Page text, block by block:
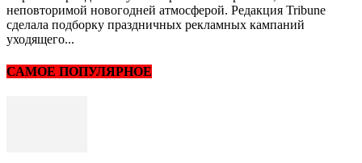
неповторимой новогодней атмосферой. Редакция Tribune
сделала подборку праздничных рекламных кампаний
уходящего...
САМОЕ ПОПУЛЯРНОЕ